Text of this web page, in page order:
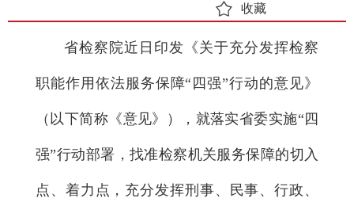
收藏
省检察院近日印发《关于充分发挥检察
职能作用依法服务保障“四强”行动的意见》
（以下简称《意见》），就落实省委实施“四
强”行动部署，找准检察机关服务保障的切入
点、着力点，充分发挥刑事、民事、行政、